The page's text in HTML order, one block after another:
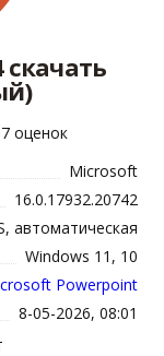
скачать
оценок
Microsoft
16.0.17932.20742
автоматическая
Windows 11, 10
Powerpoint
8-05-2026, 08:01